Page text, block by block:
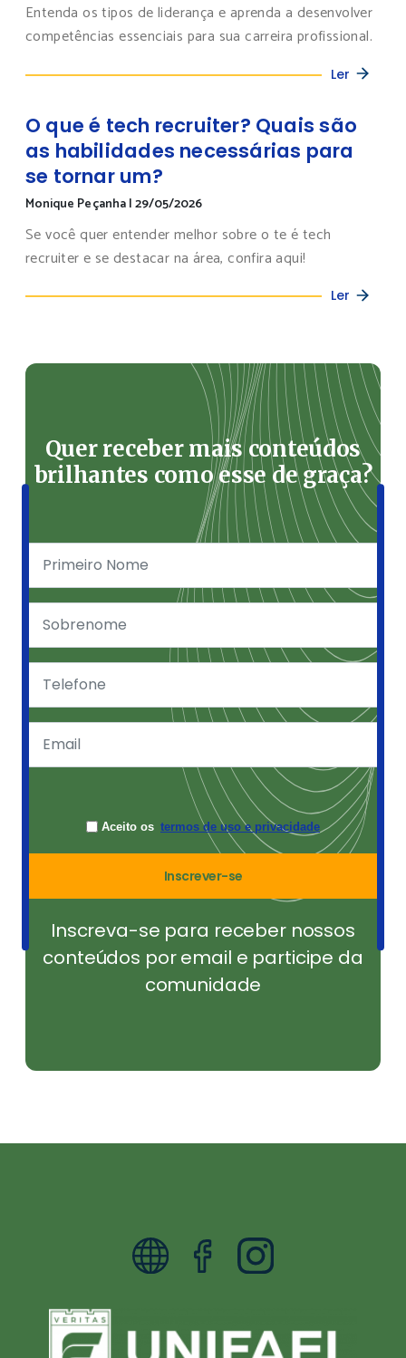
Entenda os tipos de liderança e aprenda a desenvolver
competências essenciais para sua carreira profissional.
Ler
O que é tech recruiter? Quais são
as habilidades necessárias para
se tornar um?
Monique Peçanha|29/05/2026
Se você quer entender melhor sobre o te é tech
recruiter e se destacar na área, confira aqui!
Ler
Quer receber mais conteúdos
brilhantes como esse de graça?
Aceito os termos de uso e privacidade
Inscrever-se
Inscreva-se para receber nossos
conteúdos por email e participe da
comunidade